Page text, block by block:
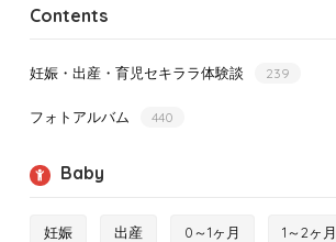
Contents
妊娠・出産・育児セキララ体験談 239
フォトアルバム 440
Baby
妊娠 出産 0～1ヶ月 1～2ヶ月